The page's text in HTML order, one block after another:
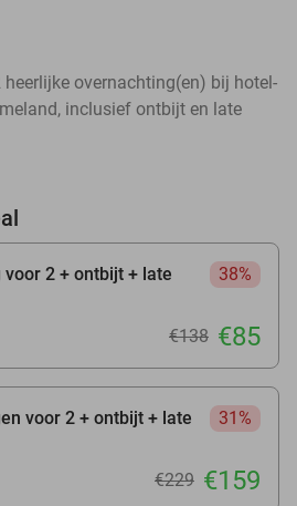
overnachting(en) bij hotel-
inclusief ontbijt en late
2 + ontbijt + late
38%
€138 €85
voor 2 + ontbijt + late
31%
€229 €159